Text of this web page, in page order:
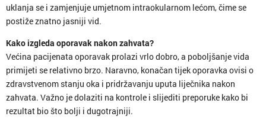
uklanja se i zamjenjuje umjetnom intraokularnom lećom, čime se
postiže znatno jasniji vid.
Kako izgleda oporavak nakon zahvata?
Većina pacijenata oporavak prolazi vrlo dobro, a poboljšanje vida
primijeti se relativno brzo. Naravno, konačan tijek oporavka ovisi o
zdravstvenom stanju oka i pridržavanju uputa liječnika nakon
zahvata. Važno je dolaziti na kontrole i slijediti preporuke kako bi
rezultat bio što bolji i dugotrajniji.